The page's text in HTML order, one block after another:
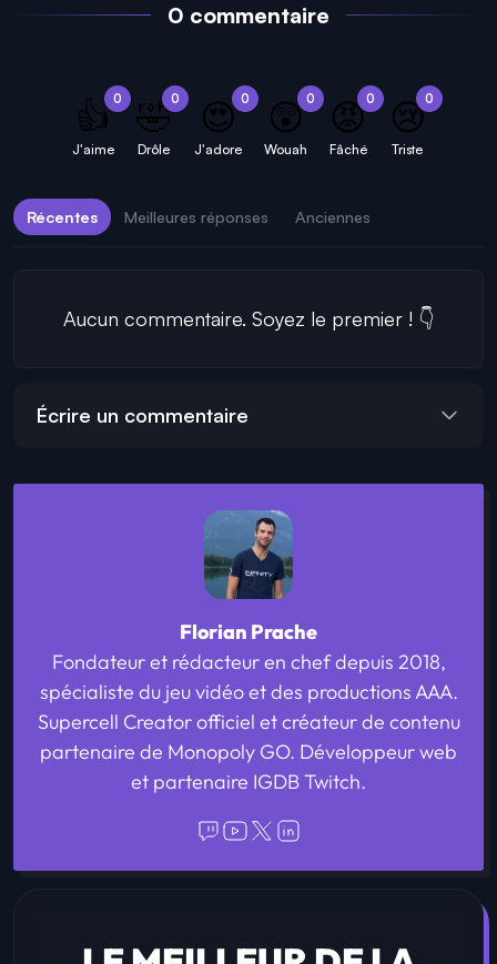
0 commentaire
0
👍
J'aime
0
🤣
Drôle
0
😍
J'adore
0
😲
Wouah
0
😡
Fâché
0
😢
Triste
Récentes Meilleures réponses Anciennes
Aucun commentaire. Soyez le premier ! 👇
Écrire un commentaire
Florian Prache
Fondateur et rédacteur en chef depuis 2018,
spécialiste du jeu vidéo et des productions AAA.
Supercell Creator officiel et créateur de contenu
partenaire de Monopoly GO. Développeur web
et partenaire IGDB Twitch.